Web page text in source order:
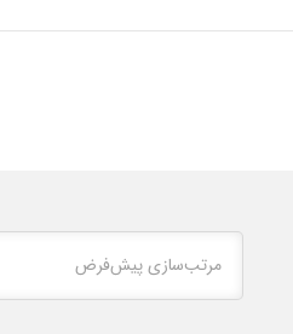
مرتب‌سازی پیش‌فرض